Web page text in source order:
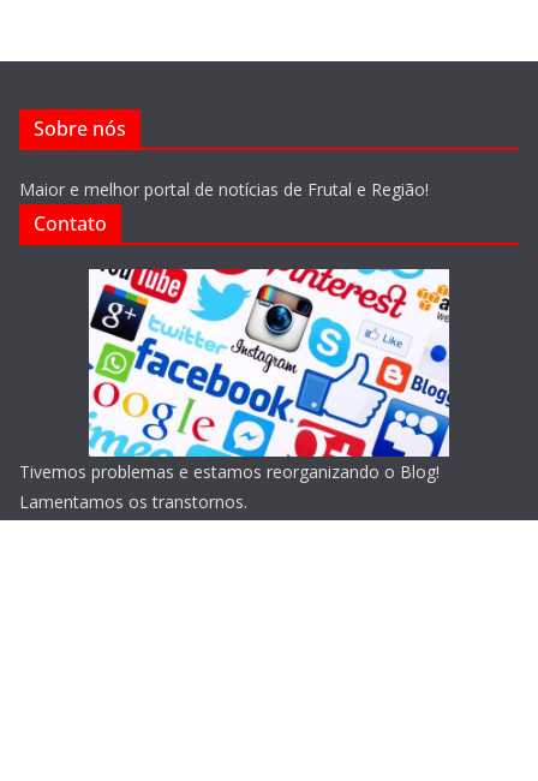
Sobre nós
Maior e melhor portal de notícias de Frutal e Região!
Contato
Tivemos problemas e estamos reorganizando o Blog!
Lamentamos os transtornos.